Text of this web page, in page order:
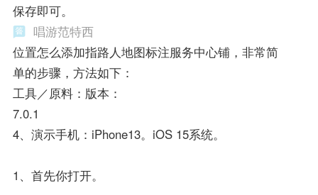
保存即可。
唱游范特西
位置怎么添加指路人地图标注服务中心铺，非常简
单的步骤，方法如下：
工具／原料：版本：
7.0.1
4、演示手机：iPhone13。iOS 15系统。
1、首先你打开。